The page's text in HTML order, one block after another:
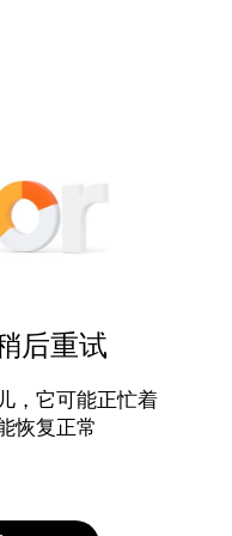
后重试
，它可能正忙着
恢复正常